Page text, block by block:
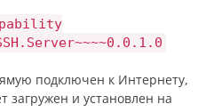
подключен к Интернету,
загружен и установлен на